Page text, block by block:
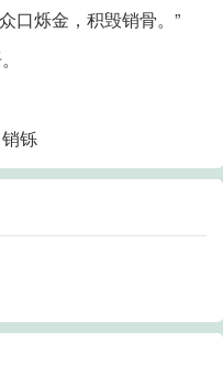
口烁金，积毁销骨。”
铄